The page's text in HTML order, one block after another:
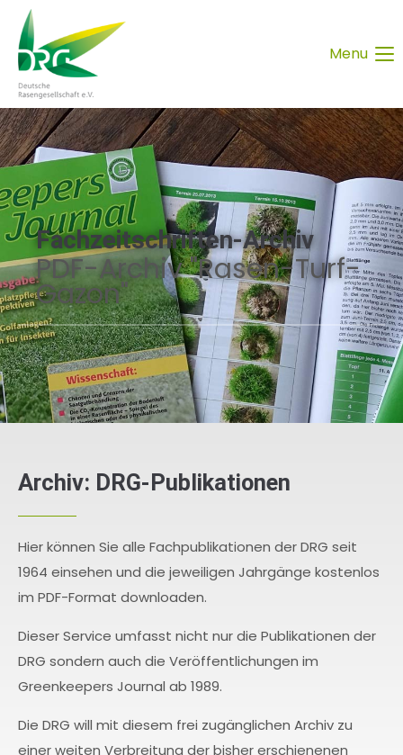
Menu
Fachzeitschriften-Archiv
PDF-Archiv "Rasen-Turf-
Gazon"
Archiv: DRG-Publikationen
Hier können Sie alle Fachpublikationen der DRG seit
1964 einsehen und die jeweiligen Jahrgänge kostenlos
im PDF-Format downloaden.
Dieser Service umfasst nicht nur die Publikationen der
DRG sondern auch die Veröffentlichungen im
Greenkeepers Journal ab 1989.
Die DRG will mit diesem frei zugänglichen Archiv zu
einer weiten Verbreitung der bisher erschienenen